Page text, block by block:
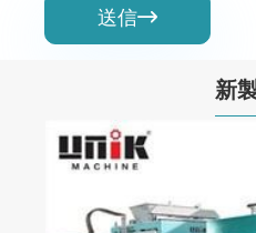
送信
新